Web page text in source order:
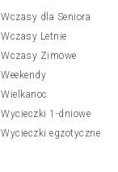
Wczasy dla Seniora
Wczasy Letnie
Wczasy Zimowe
Weekendy
Wielkanoc
Wycieczki 1-dniowe
Wycieczki egzotyczne